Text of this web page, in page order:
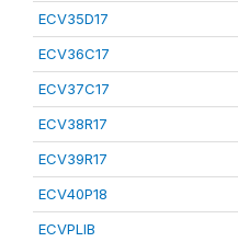
ECV35D17
ECV36C17
ECV37C17
ECV38R17
ECV39R17
ECV40P18
ECVPLIB